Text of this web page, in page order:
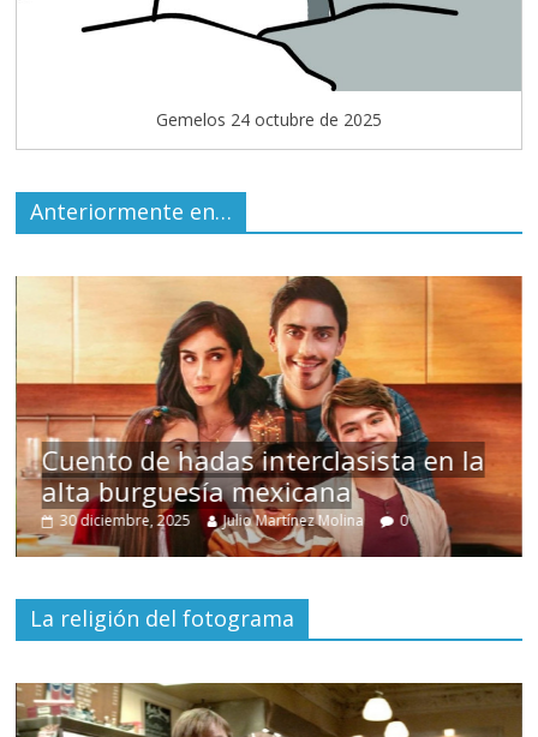
Gemelos 24 octubre de 2025
Anteriormente en…
Cuento de hadas interclasista en la
alta burguesía mexicana
30 diciembre, 2025 Julio Martínez Molina 0
La religión del fotograma